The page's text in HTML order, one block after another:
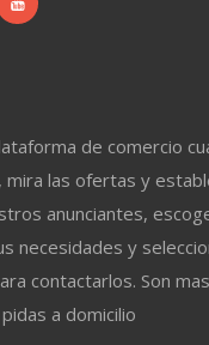
de comercio
las ofertas y
anunciantes,
necesidades y
contactarlos. Son
a domicilio